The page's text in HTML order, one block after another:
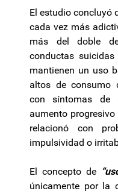
El estudio concluyó
cada vez más
más del doble
conductas
mantienen un uso
altos de consumo
con síntomas de
aumento
relacionó con
impulsividad o
El concepto de
únicamente por la